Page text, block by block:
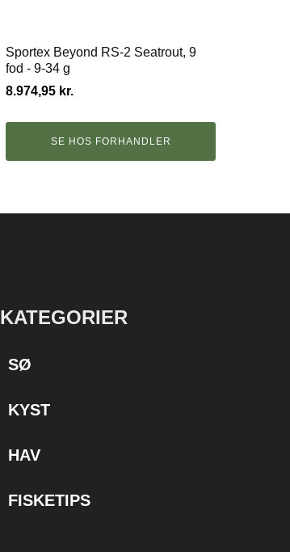
Sportex Beyond RS-2 Seatrout, 9
fod - 9-34 g
8.974,95 kr.
SE HOS FORHANDLER
KATEGORIER
SØ
KYST
HAV
FISKETIPS